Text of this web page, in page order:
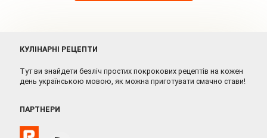
КУЛІНАРНІ РЕЦЕПТИ
Тут ви знайдети безліч простих покрокових рецептів на кожен
день українською мовою, як можна приготувати смачно стави!
ПАРТНЕРИ